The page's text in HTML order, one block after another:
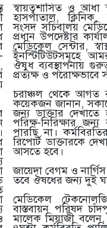
স্বায়ত্বশাসিত ও আধা
হাসপাতাল, ক্লিনিক,
সংসদ সচিবালয়
প্রধান উপদেষ্টার
মেডিকেল সেন্টার,
ইনস্টিটিউটসমূহে
ঔষুধ ব্যবস্থাপনায়
প্রত্যক্ষ ও পরোক্ষভাবে
চরাঞ্চল থেকে আগত
কয়েকজন জানান,
জন্য ডাক্তার
পরিক্ষ-নিরিক্ষার
পারছি না।
রিপোর্ট ডাক্তারকে
আসতে হবে।
জায়েদা বেগম ও
তবে ঔষধের জন্য দুই
মেডিকেল
বাস্তবায়ন পরিষদ
মালেক মিয়াজী বলেন,